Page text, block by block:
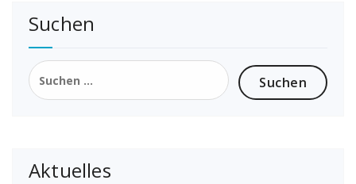
Suchen
Suchen
nach:
Aktuelles